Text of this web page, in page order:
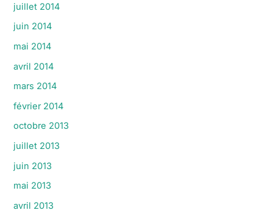
juillet 2014
juin 2014
mai 2014
avril 2014
mars 2014
février 2014
octobre 2013
juillet 2013
juin 2013
mai 2013
avril 2013